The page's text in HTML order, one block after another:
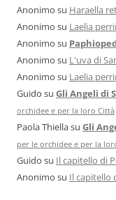
Anonimo su Haraella
Anonimo su Laelia
Anonimo su
Anonimo su L'uva di
Anonimo su Laelia
Guido su Gli Angeli di
orchidee e per la loro Città
Paola Thiellasu Gli
per le orchidee e per la
Guido su Il capitello di
Anonimo su Il capitello